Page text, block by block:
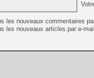
les nouveaux commentaires
les nouveaux articles par e-